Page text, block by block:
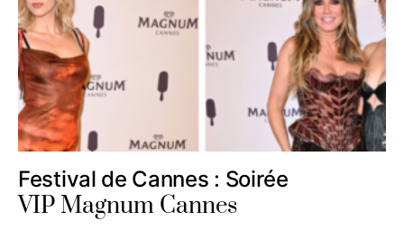
Festival de Cannes : Soirée
VIP Magnum Cannes